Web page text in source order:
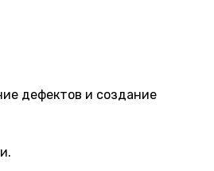
дефектов и создание